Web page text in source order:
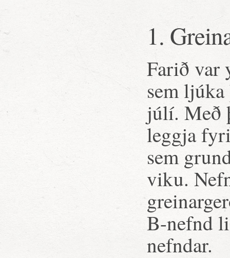
1.
Farið var
sem
júlí. Með
leggja
sem
viku.
B-nefnd
nefndar.